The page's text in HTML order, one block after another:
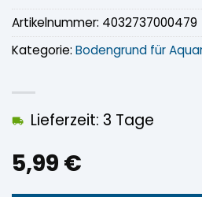
5,99 €
Lieferzeit: 3 Tage
Artikelnummer: 4032737000479
Kategorie: Bodengrund für